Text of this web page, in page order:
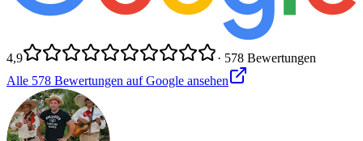
4,9 · 578 Bewertungen
Alle 578 Bewertungen auf Google ansehen